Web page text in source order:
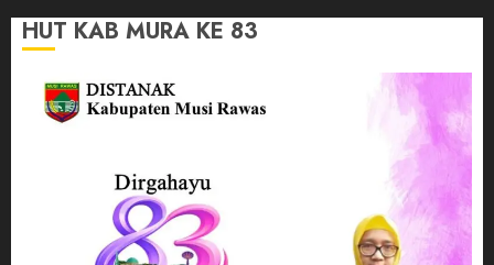
HUT KAB MURA KE 83